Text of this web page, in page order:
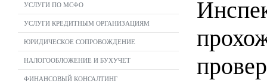
УСЛУГИ ПО МСФО
УСЛУГИ КРЕДИТНЫМ ОРГАНИЗАЦИЯМ
ЮРИДИЧЕСКОЕ СОПРОВОЖДЕНИЕ
НАЛОГООБЛОЖЕНИЕ И БУХУЧЕТ
ФИНАНСОВЫЙ КОНСАЛТИНГ